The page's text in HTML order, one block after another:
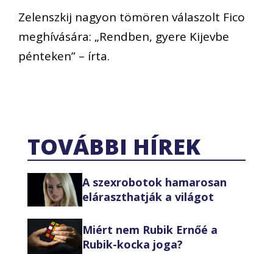
Zelenszkij nagyon tömören válaszolt Fico
meghívására: „Rendben, gyere Kijevbe
pénteken” – írta.
TOVÁBBI HÍREK
A szexrobotok hamarosan
eláraszthatják a világot
Miért nem Rubik Ernőé a
Rubik-kocka joga?